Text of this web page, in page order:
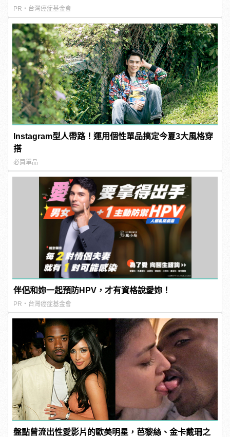
PR・台灣癌症基金會
Instagram型人帶路！運用個性單品搞定今夏3大風格穿
搭
必買單品
伴侶和妳一起預防HPV，才有資格說愛妳！
PR・台灣癌症基金會
盤點曾流出性愛影片的歐美明星，芭黎絲、金卡戴珊之